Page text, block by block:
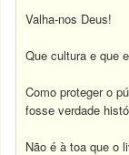
Valha-nos Deus!
Que cultura e que
Como proteger o
fosse verdade
Não é à toa que o